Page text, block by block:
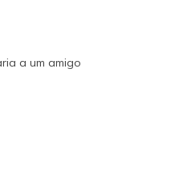
a um amigo